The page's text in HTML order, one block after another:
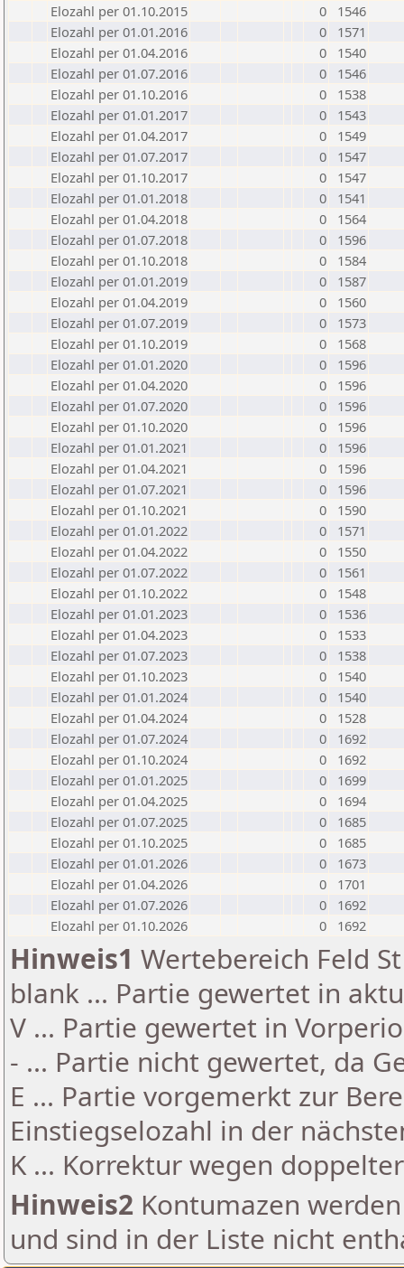
Elozahl per 01.10.2015
0
1546
Elozahl per 01.01.2016
0
1571
Elozahl per 01.04.2016
0
1540
Elozahl per 01.07.2016
0
1546
Elozahl per 01.10.2016
0
1538
Elozahl per 01.01.2017
0
1543
Elozahl per 01.04.2017
0
1549
Elozahl per 01.07.2017
0
1547
Elozahl per 01.10.2017
0
1547
Elozahl per 01.01.2018
0
1541
Elozahl per 01.04.2018
0
1564
Elozahl per 01.07.2018
0
1596
Elozahl per 01.10.2018
0
1584
Elozahl per 01.01.2019
0
1587
Elozahl per 01.04.2019
0
1560
Elozahl per 01.07.2019
0
1573
Elozahl per 01.10.2019
0
1568
Elozahl per 01.01.2020
0
1596
Elozahl per 01.04.2020
0
1596
Elozahl per 01.07.2020
0
1596
Elozahl per 01.10.2020
0
1596
Elozahl per 01.01.2021
0
1596
Elozahl per 01.04.2021
0
1596
Elozahl per 01.07.2021
0
1596
Elozahl per 01.10.2021
0
1590
Elozahl per 01.01.2022
0
1571
Elozahl per 01.04.2022
0
1550
Elozahl per 01.07.2022
0
1561
Elozahl per 01.10.2022
0
1548
Elozahl per 01.01.2023
0
1536
Elozahl per 01.04.2023
0
1533
Elozahl per 01.07.2023
0
1538
Elozahl per 01.10.2023
0
1540
Elozahl per 01.01.2024
0
1540
Elozahl per 01.04.2024
0
1528
Elozahl per 01.07.2024
0
1692
Elozahl per 01.10.2024
0
1692
Elozahl per 01.01.2025
0
1699
Elozahl per 01.04.2025
0
1694
Elozahl per 01.07.2025
0
1685
Elozahl per 01.10.2025
0
1685
Elozahl per 01.01.2026
0
1673
Elozahl per 01.04.2026
0
1701
Elozahl per 01.07.2026
0
1692
Elozahl per 01.10.2026
0 1692
Hinweis1 Wertebereich Feld
blank ... Partie gewertet in
V ... Partie gewertet in
- ... Partie nicht gewertet, da
E ... Partie vorgemerkt zur
Einstiegselozahl in der
K ... Korrektur wegen
Hinweis2 Kontumazen
und sind in der Liste nicht